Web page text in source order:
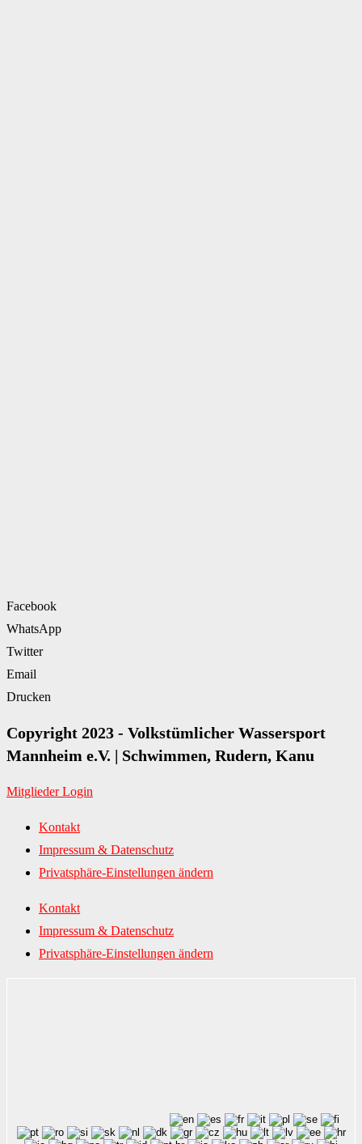
Facebook
WhatsApp
Twitter
Email
Drucken
Copyright 2023 - Volkstümlicher Wassersport
Mannheim e.V. | Schwimmen, Rudern, Kanu
Mitglieder Login
Kontakt
Impressum & Datenschutz
Privatsphäre-Einstellungen ändern
Kontakt
Impressum & Datenschutz
Privatsphäre-Einstellungen ändern